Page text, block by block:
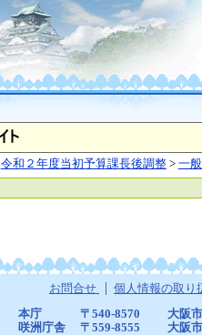
令和２年度当初予算課長後調整> 一
お問合せ 個人情報の取り
本庁 〒540-8570
大阪
咲洲庁舎
〒559-8555
大阪